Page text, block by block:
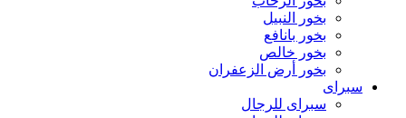
بخور النبيل
بخور بانافع
بخور خالص
بخور أرض الزعفران
سبراى
سبراى للرجال